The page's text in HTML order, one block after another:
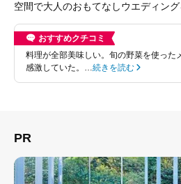
空間で大人のおもてなしウエディング
おすすめクチコミ
料理が全部美味しい。旬の野菜を使った
感激していた。…続きを読む
PR